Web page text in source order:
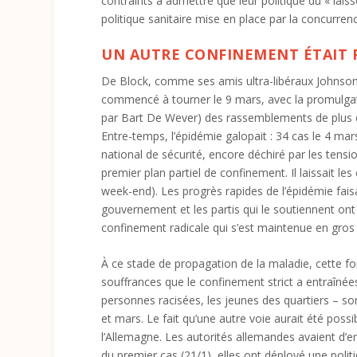
politique sanitaire mise en place par la
UN AUTRE CONFINEMENT ÉTAIT
De Block, comme ses amis ultra-libéraux
commencé à tourner le 9 mars, avec la
par Bart De Wever) des rassemblements de
Entre-temps, l’épidémie galopait : 34 cas le 4
national de sécurité, encore déchiré par les
premier plan partiel de confinement. Il laissait
week-end). Les progrès rapides de l’épidémie
gouvernement et les partis qui le soutiennent
confinement radicale qui s’est maintenue en gros
À ce stade de propagation de la maladie, cette
souffrances que le confinement strict a
personnes racisées, les jeunes des quartiers –
et mars. Le fait qu’une autre voie aurait été
l’Allemagne. Les autorités allemandes avaient